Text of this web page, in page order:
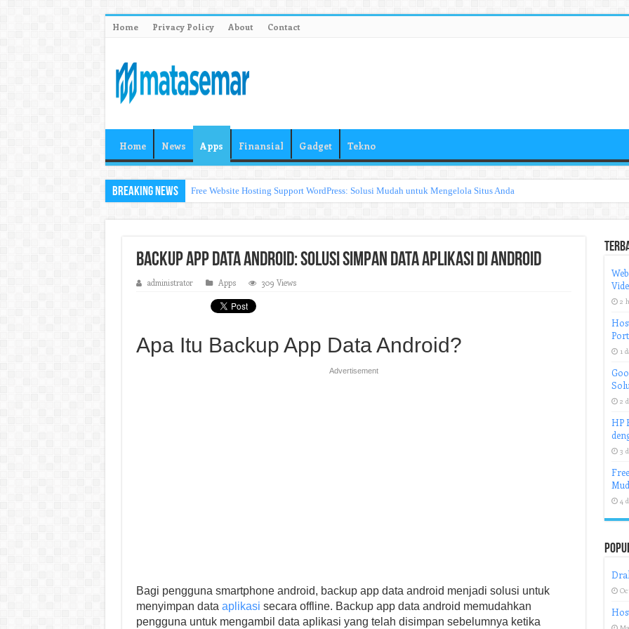
Home Privacy Policy About Contact
Home News Apps Finansial Gadget Tekno
Breaking News Free Website Hosting Support WordPress: Solusi Mudah untuk Mengelola Situs Anda
Backup App Data Android: Solusi Simpan Data Aplikasi di Android
administrator Apps 309 Views
Apa Itu Backup App Data Android?
Advertisement
Bagi pengguna smartphone android, backup app data android menjadi solusi untuk
menyimpan data aplikasi secara offline. Backup app data android memudahkan
pengguna untuk mengambil data aplikasi yang telah disimpan sebelumnya ketika
2
1
2
HP
3
4